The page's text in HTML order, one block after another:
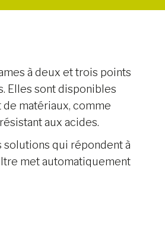
à deux et trois points
Elles sont disponibles
matériaux, comme
aux acides.
qui répondent à
met automatiquement